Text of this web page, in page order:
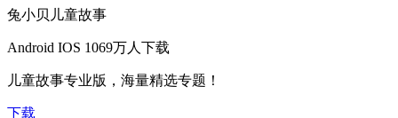
兔小贝儿童故事
Android IOS 1069万人下载
儿童故事专业版，海量精选专题！
下载